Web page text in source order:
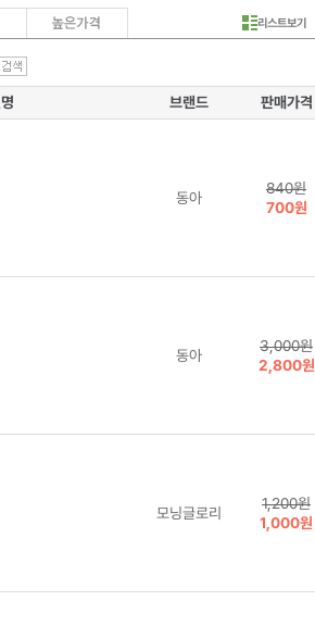
리스트보기
브랜드 판매가격
동아
840원
700원
동아
3,000원
2,800원
모닝글로리
1,200원
1,000원